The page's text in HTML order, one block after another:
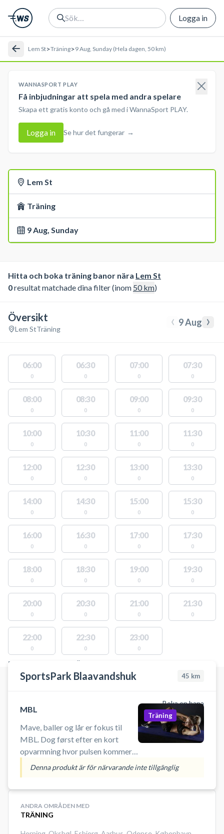
Logga in
Lem St>Träning>9 Aug, Sunday (Hela dagen, 50 km)
WANNASPORT PLAY
Få inbjudningar att spela med andra spelare
Skapa ett gratis konto och gå med i WannaSport PLAY.
Logga in Se hur det fungerar →
Lem St
Träning
9 Aug, Sunday
Hitta och boka träning banor nära Lem St
0resultat matchade dina filter (inom 50km)
Översikt
Lem StTräning ‹ 9 Aug ›
06:00
0
06:30
0
07:00
0
07:30
0
08:00
0
08:30
0
09:00
0
09:30
0
10:00
0
10:30
0
11:00
0
11:30
0
12:00
0
12:30
0
13:00
0
13:30
0
14:00
0
14:30
0
15:00
0
15:30
0
16:00
0
16:30
0
17:00
0
17:30
0
18:00
0
18:30
0
19:00
0
19:30
0
20:00
0
20:30
0
21:00
0
21:30
0
22:00
0
22:30
0
23:00
0
PLATSER MED TILLGÄNGLIGA AKTIVITETER
SportsPark Blaavandshuk 45 km
Boka en bana
MBL
Mave, baller og lår er fokus til
MBL. Dog først efter en kort
opvarmning hvor pulsen kommer
op og smilet frem. Der bruges
mange forskellige redskaber her.
Det kan være elastikker, body-
Träning
Denna produkt är för närvarande inte tillgänglig
ANDRA OMRÅDEN MED
TRÄNING